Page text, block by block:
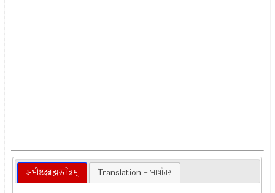
अभीष्टदब्रह्मस्तोत्रम् Translation - भाषांतर